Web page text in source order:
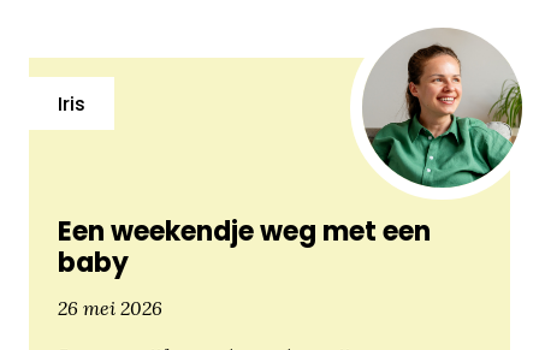
Een weekendje weg met een
baby
Iris
26 mei 2026